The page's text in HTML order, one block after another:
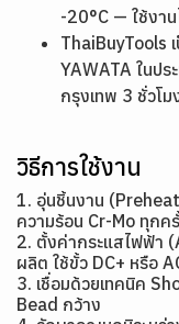
-20°C — ใช้งา
ThaiBuyTools
YAWATA ในป
กรุงเทพ 3 ชั่วโม
วิธีการใช้งาน
1. อุ่นชิ้นงาน
ความร้อน Cr-Mo ทุกค
2. ตั้งค่ากระแสไฟฟ้า
ผลิต ใช้ขั้ว DC+ หรือ
3. เชื่อมด้วยเทคนิค
Bead กว้าง